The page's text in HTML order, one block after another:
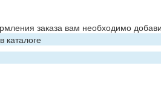
заказа вам необходимо
каталоге